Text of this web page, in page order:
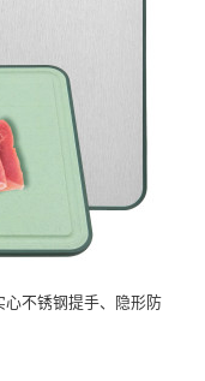
不锈钢提手、隐形防